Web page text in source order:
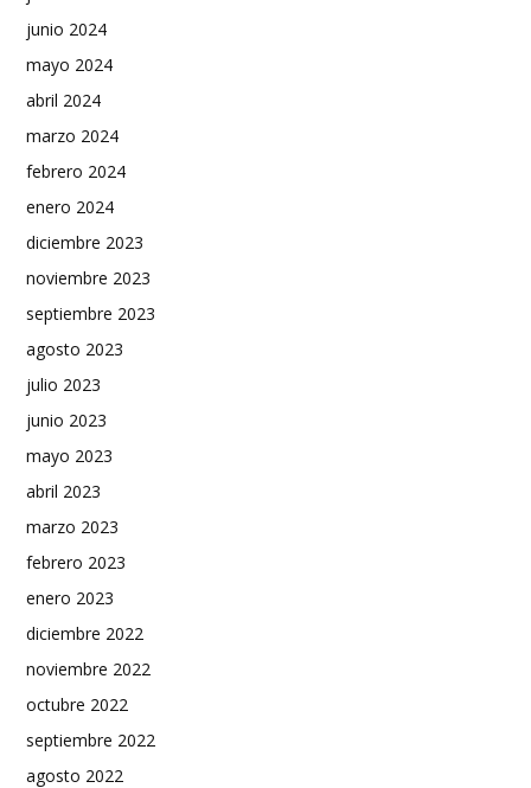
junio 2024
mayo 2024
abril 2024
marzo 2024
febrero 2024
enero 2024
diciembre 2023
noviembre 2023
septiembre 2023
agosto 2023
julio 2023
junio 2023
mayo 2023
abril 2023
marzo 2023
febrero 2023
enero 2023
diciembre 2022
noviembre 2022
octubre 2022
septiembre 2022
agosto 2022